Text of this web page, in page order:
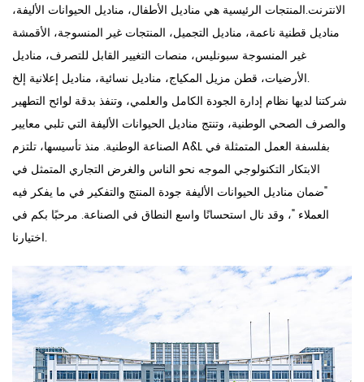
الانترنت.المنتجات الرئيسية هي مناديل الأطفال، مناديل الحيوانات الأليفة،
مناديل قطنية ناعمة، مناديل التجميل، المنتجات غير المنسوجة، الأقمشة
غير المنسوجة سبونليس، منصات التغيير القابل للتصرف، مناديل
الأرضيات، قطن مزيل المكياج، مناديل نسائية، مناديل إعلانية إلخ.
شركتنا لديها نظام إدارة الجودة الكامل والعلمي، وتنفذ بدقة لوائح التطهير
والصرف الصحي الوطنية، وتنتج مناديل الحيوانات الأليفة التي تلبي معايير
الصناعة الوطنية. منذ تأسيسها، تلتزم A&L بفلسفة العمل المتمثلة في
الابتكار التكنولوجي الموجه نحو الناس والغرض التجاري المتمثل في
"ضمان مناديل الحيوانات الأليفة جودة المنتج والتفكير في ما يفكر فيه
العملاء "، وقد نال استحسانًا واسع النطاق في الصناعة. مرحبًا بكم في
اختيارنا.